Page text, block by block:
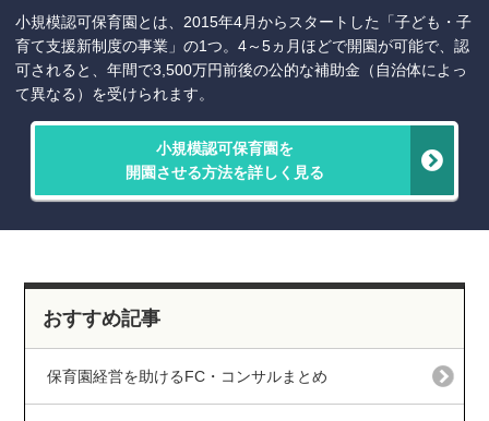
小規模認可保育園とは、2015年4月からスタートした「子ども・子
育て支援新制度の事業」の1つ。4～5ヵ月ほどで開園が可能で、認
可されると、年間で3,500万円前後の公的な補助金（自治体によっ
て異なる）を受けられます。
小規模認可保育園を
開園させる方法を詳しく見る
おすすめ記事
保育園経営を助けるFC・コンサルまとめ